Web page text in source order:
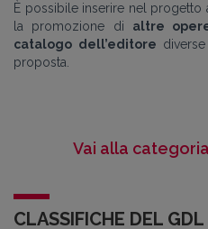
È possibile inserire nel progetto
la promozione di altre
catalogo dell’editore
proposta.
Vai alla
CLASSIFICHE DEL GDL